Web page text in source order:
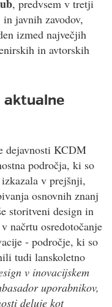
, predvsem v tretji
javnih zavodov,
izmed največjih
in avtorskih
aktualne
dejavnosti KCDM
področja, ki so
v prejšnji,
osnovnih znanj
storitveni design in
načrtu osredotočanje
- področje, ki so
tudi lanskoletno
v inovacijskem
uporabnikov,
deluje kot